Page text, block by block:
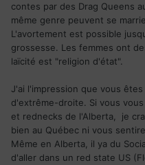
contes par des Drag Queens
même genre peuvent se
L'avortement est possible
grossesse. Les femmes ont
laïcité est "religion d'état".
J'ai l'impression que vous
d'extrême-droite. Si vous
et rednecks de l'Alberta, je
bien au Québec ni vous
Même en Alberta, il ya du
d'aller dans un red state US